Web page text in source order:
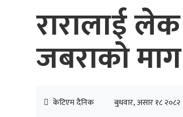
रारालाई
जबराको माग
केटिएम दैनिक बुधवार, असार १८ २०८२